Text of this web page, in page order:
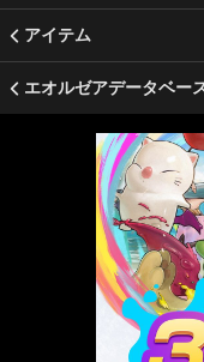
アイテム
エオルゼアデータベー